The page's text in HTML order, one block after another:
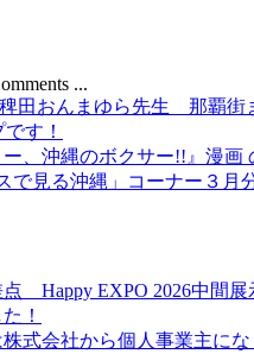
...
田おんまゆら先生 那覇街
す！
ー、沖縄のボクサー!!』漫画
で見る沖縄」コーナー３月
点 Happy EXPO 2026中間展
！
株式会社から個人事業主に